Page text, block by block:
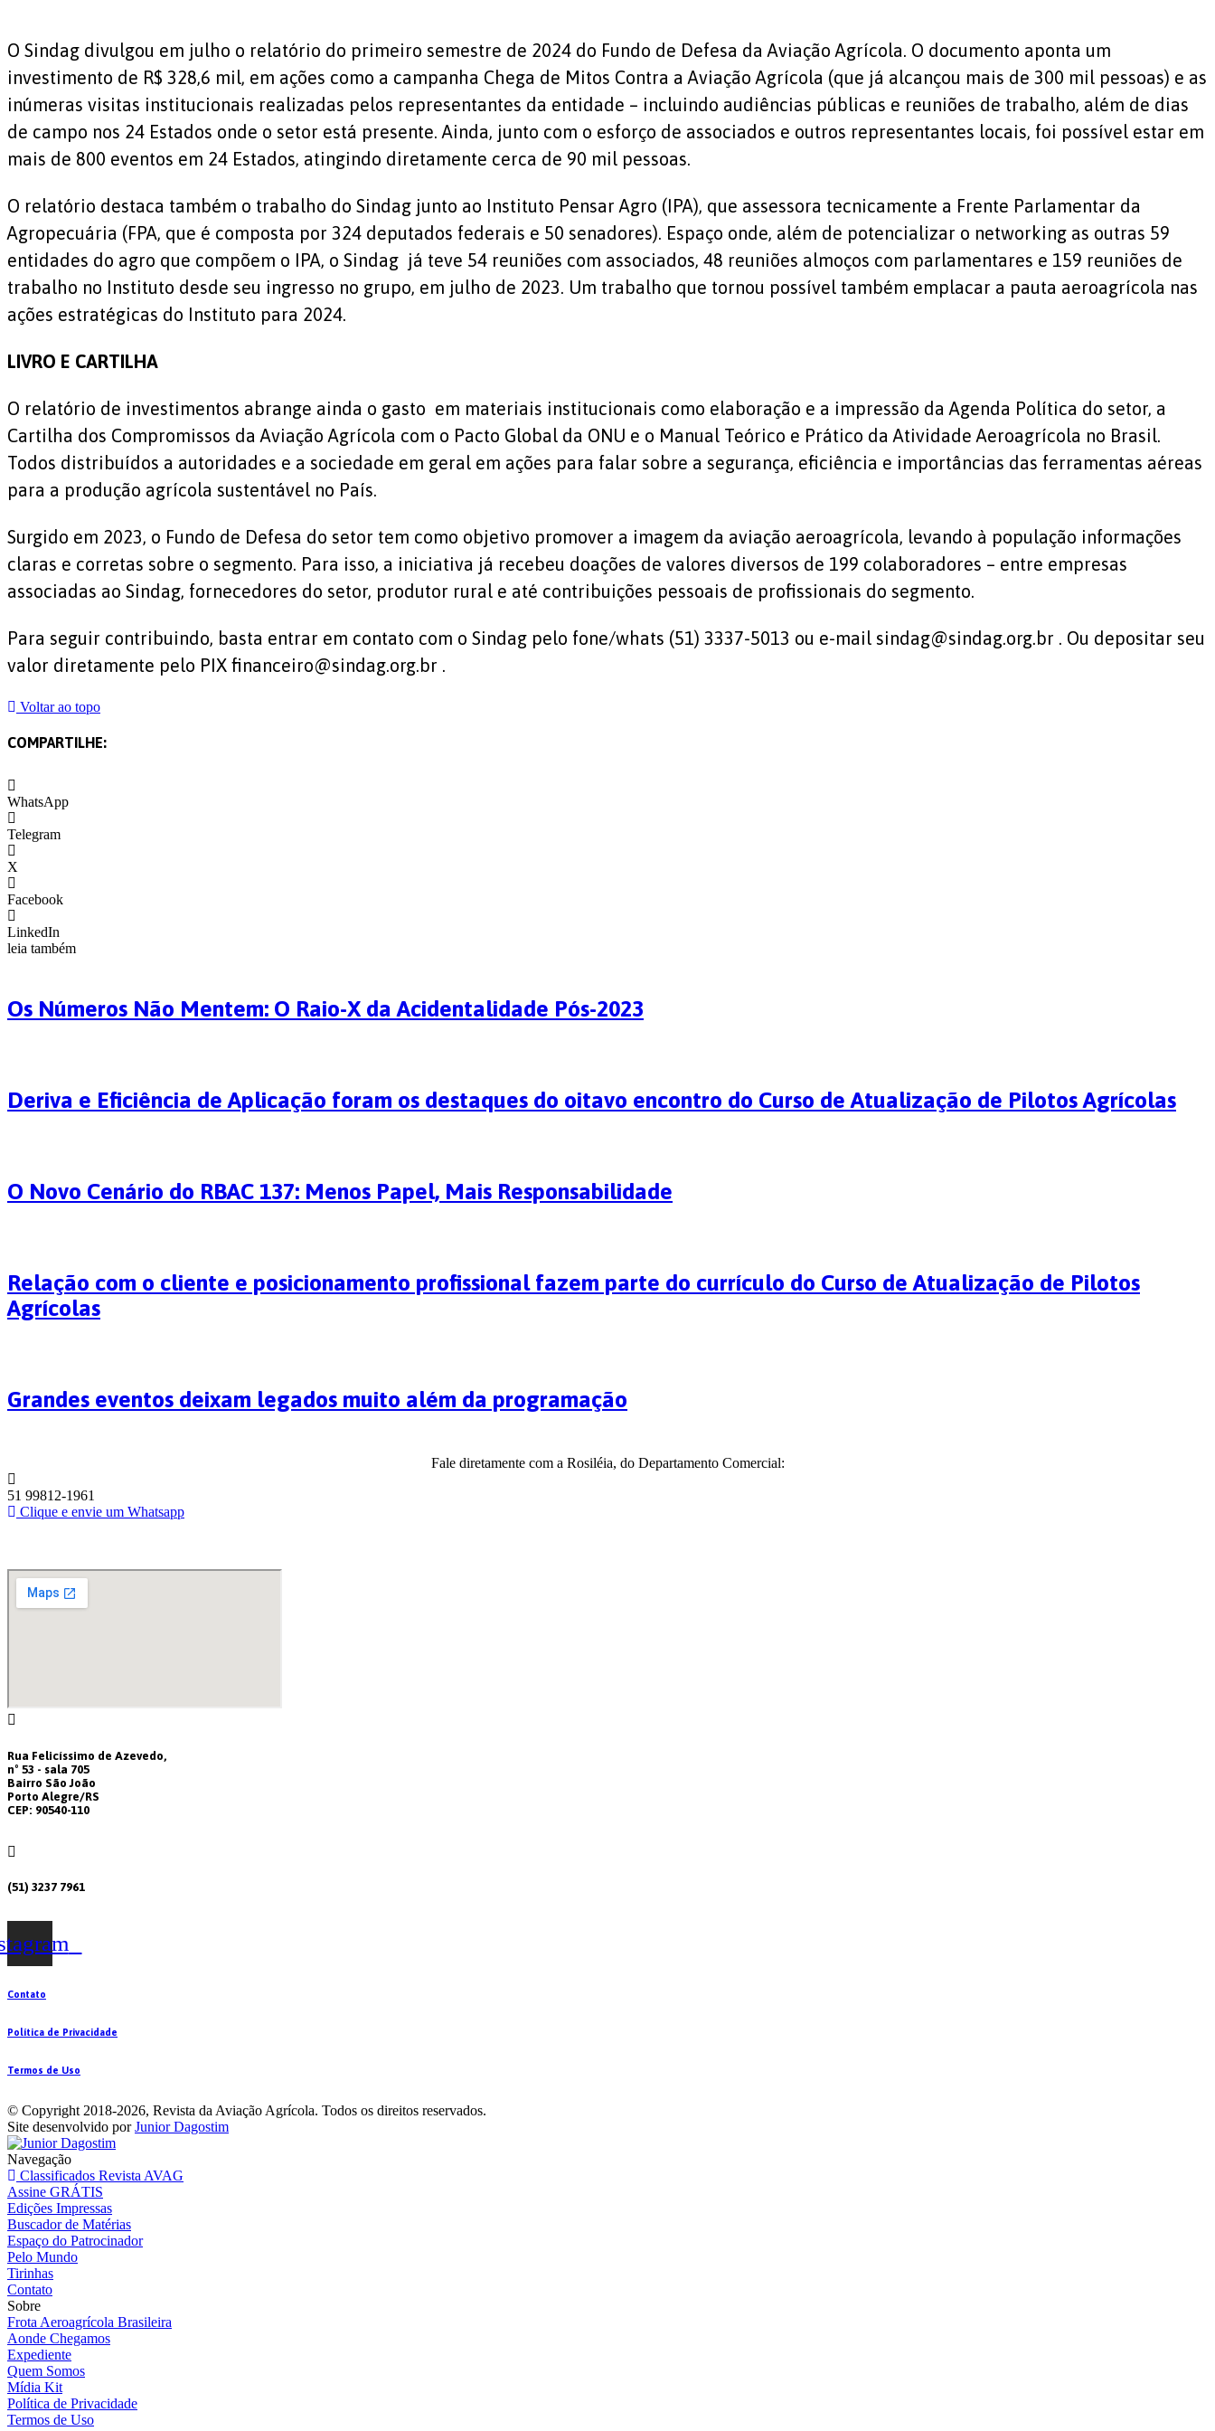
O Sindag divulgou em julho o relatório do primeiro semestre de 2024 do Fundo de Defesa da Aviação Agrícola. O documento aponta um
investimento de R$ 328,6 mil, em ações como a campanha Chega de Mitos Contra a Aviação Agrícola (que já alcançou mais de 300 mil pessoas) e as
inúmeras visitas institucionais realizadas pelos representantes da entidade – incluindo audiências públicas e reuniões de trabalho, além de dias
de campo nos 24 Estados onde o setor está presente. Ainda, junto com o esforço de associados e outros representantes locais, foi possível estar em
mais de 800 eventos em 24 Estados, atingindo diretamente cerca de 90 mil pessoas.
O relatório destaca também o trabalho do Sindag junto ao Instituto Pensar Agro (IPA), que assessora tecnicamente a Frente Parlamentar da
Agropecuária (FPA, que é composta por 324 deputados federais e 50 senadores). Espaço onde, além de potencializar o networking as outras 59
entidades do agro que compõem o IPA, o Sindag já teve 54 reuniões com associados, 48 reuniões almoços com parlamentares e 159 reuniões de
trabalho no Instituto desde seu ingresso no grupo, em julho de 2023. Um trabalho que tornou possível também emplacar a pauta aeroagrícola nas
ações estratégicas do Instituto para 2024.
LIVRO E CARTILHA
O relatório de investimentos abrange ainda o gasto em materiais institucionais como elaboração e a impressão da Agenda Política do setor, a
Cartilha dos Compromissos da Aviação Agrícola com o Pacto Global da ONU e o Manual Teórico e Prático da Atividade Aeroagrícola no Brasil.
Todos distribuídos a autoridades e a sociedade em geral em ações para falar sobre a segurança, eficiência e importâncias das ferramentas aéreas
para a produção agrícola sustentável no País.
Surgido em 2023, o Fundo de Defesa do setor tem como objetivo promover a imagem da aviação aeroagrícola, levando à população informações
claras e corretas sobre o segmento. Para isso, a iniciativa já recebeu doações de valores diversos de 199 colaboradores – entre empresas
associadas ao Sindag, fornecedores do setor, produtor rural e até contribuições pessoais de profissionais do segmento.
Para seguir contribuindo, basta entrar em contato com o Sindag pelo fone/whats (51) 3337-5013 ou e-mail sindag@sindag.org.br . Ou depositar seu
valor diretamente pelo PIX financeiro@sindag.org.br .
Voltar ao topo
COMPARTILHE:
WhatsApp
Telegram
X
Facebook
LinkedIn
leia também
Os Números Não Mentem: O Raio-X da Acidentalidade Pós-2023
Deriva e Eficiência de Aplicação foram os destaques do oitavo encontro do Curso de Atualização de Pilotos Agrícolas
O Novo Cenário do RBAC 137: Menos Papel, Mais Responsabilidade
Relação com o cliente e posicionamento profissional fazem parte do currículo do Curso de Atualização de Pilotos
Agrícolas
Grandes eventos deixam legados muito além da programação
Fale diretamente com a Rosiléia, do Departamento Comercial:
51 99812-1961
Clique e envie um Whatsapp
Rua Felicíssimo de Azevedo,
nº 53 - sala 705
Bairro São João
Porto Alegre/RS
CEP: 90540-110
(51) 3237 7961
Contato
Política de Privacidade
Termos de Uso
© Copyright 2018-2026, Revista da Aviação Agrícola. Todos os direitos reservados.
Site desenvolvido porJunior Dagostim
Navegação
Classificados Revista AVAG
Assine GRÁTIS
Edições Impressas
Buscador de Matérias
Espaço do Patrocinador
Pelo Mundo
Tirinhas
Contato
Sobre
Frota Aeroagrícola Brasileira
Aonde Chegamos
Expediente
Quem Somos
Mídia Kit
Política de Privacidade
Termos de Uso